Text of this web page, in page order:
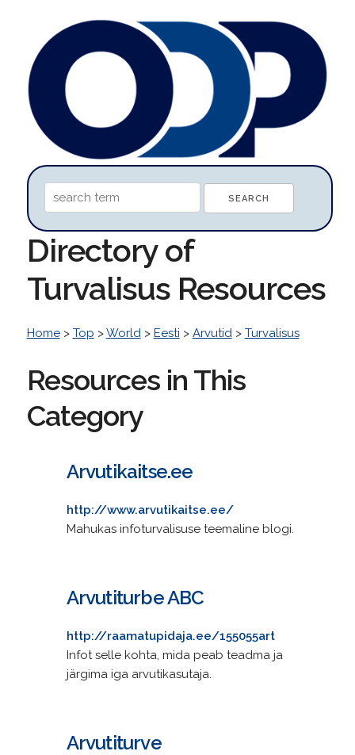
Directory of
Turvalisus Resources
Home> Top >World> Eesti > Arvutid> Turvalisus
Resources in This
Category
Arvutikaitse.ee
http://www.arvutikaitse.ee/
Mahukas infoturvalisuse teemaline blogi.
Arvutiturbe ABC
http://raamatupidaja.ee/155055art
Infot selle kohta, mida peab teadma ja
järgima iga arvutikasutaja.
Arvutiturve